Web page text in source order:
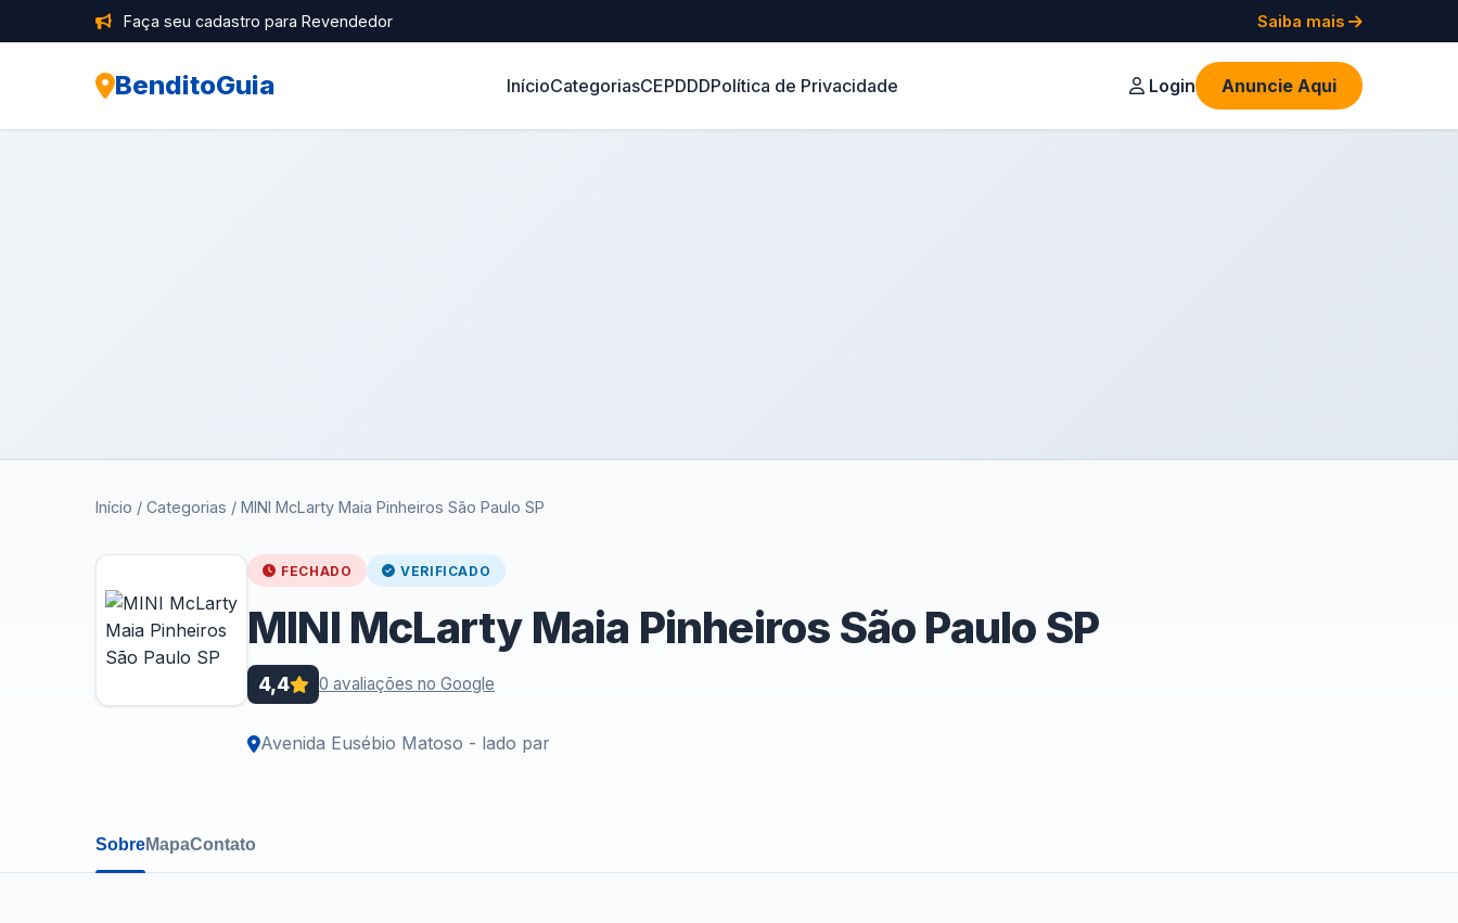
Faça seu cadastro para Revendedor Saiba mais
BenditoGuia InícioCategoriasCEPDDDPolítica de Privacidade Login Anuncie Aqui
Início / Categorias / MINI McLarty Maia Pinheiros São Paulo SP
FECHADO VERIFICADO
MINI McLarty Maia Pinheiros São Paulo SP
4,4 0 avaliações no Google
Avenida Eusébio Matoso - lado par
SobreMapaContato